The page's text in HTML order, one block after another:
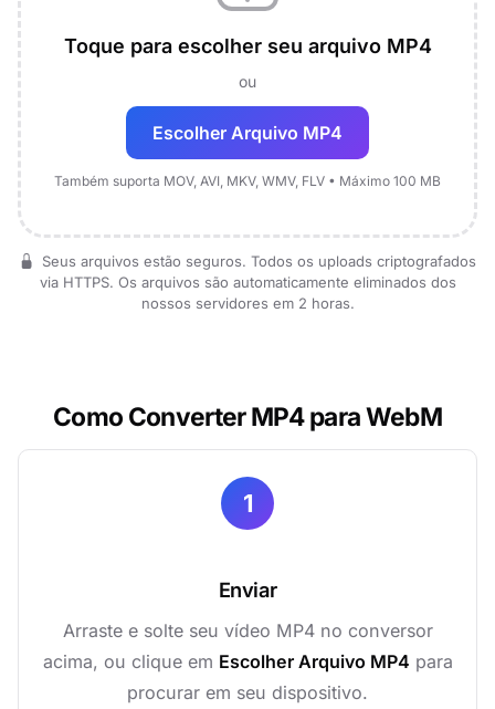
Toque para escolher seu arquivo MP4
ou
Escolher Arquivo MP4
Também suporta MOV, AVI, MKV, WMV, FLV • Máximo 100 MB
Seus arquivos estão seguros. Todos os uploads criptografados
via HTTPS. Os arquivos são automaticamente eliminados dos
nossos servidores em 2 horas.
Como Converter MP4 para WebM
1
Enviar
Arraste e solte seu vídeo MP4 no conversor
acima, ou clique em Escolher Arquivo MP4 para
procurar em seu dispositivo.